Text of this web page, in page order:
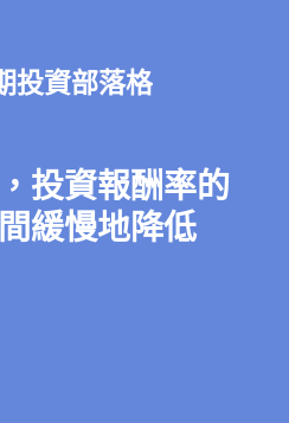
投資部落格
投資報酬率的
緩慢地降低